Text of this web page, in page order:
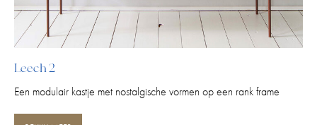
Leech 2
Een modulair kastje met nostalgische vormen op een rank frame